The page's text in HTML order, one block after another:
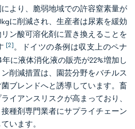
より、脆弱地域での許容窒素量が
に削減され、生産者は尿素を緩効
ン酸可溶化剤に置き換えることを
[2]。ドイツの条例は収支上のペナ
に液体消化液の販売が22%増加し
削減措置は、園芸分野をバチルス
ブレンドへと誘導しています。畜
イアンスリスクが高まっており、
種剤専門業者にサプライチェーン
います。